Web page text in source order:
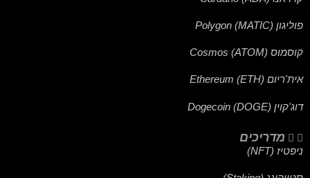
פוליגון (MATIC) Polygon
קוסמוס (ATOM) Cosmos
אית'ריום (ETH) Ethereum
דוג'קוין (DOGE) Dogecoin
מדריכים
ניפטיז (NFT)